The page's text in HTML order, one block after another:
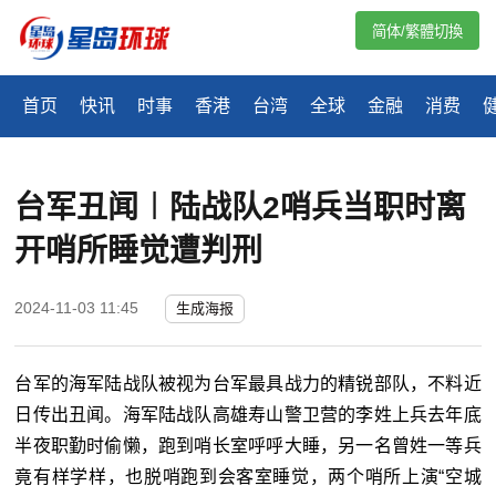
首页 快讯 时事 香港 台湾 全球 金融 消费
简体/繁體切換
台军丑闻︱陆战队2哨兵当职时离
开哨所睡觉遭判刑
2024-11-03 11:45 生成海报
台军的海军陆战队被视为台军最具战力的精锐部队，不料近
日传出丑闻。海军陆战队高雄寿山警卫营的李姓上兵去年底
半夜职勤时偷懒，跑到哨长室呼呼大睡，另一名曾姓一等兵
竟有样学样，也脱哨跑到会客室睡觉，两个哨所上演“空城